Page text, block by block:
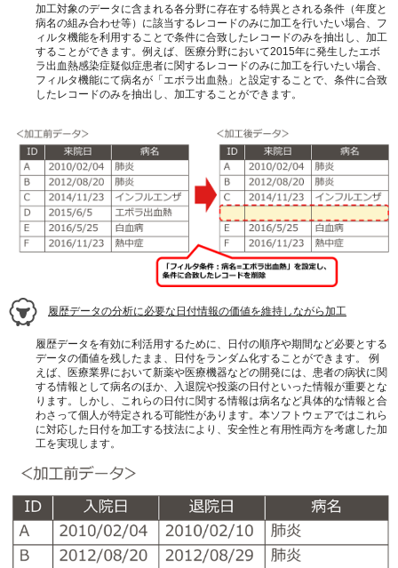
加工対象のデータに含まれる各分野に存在する特異とされる条件（年度と
病名の組み合わせ等）に該当するレコードのみに加工を行いたい場合、フ
ィルタ機能を利用することで条件に合致したレコードのみを抽出し、加工
することができます。例えば、医療分野において2015年に発生したエボ
ラ出血熱感染症疑似症患者に関するレコードのみに加工を行いたい場合、
フィルタ機能にて病名が「エボラ出血熱」と設定することで、条件に合致
したレコードのみを抽出し、加工することができます。
履歴データの分析に必要な日付情報の価値を維持しながら加工
履歴データを有効に利活用するために、日付の順序や期間など必要とする
データの価値を残したまま、日付をランダム化することができます。 例
えば、医療業界において新薬や医療機器などの開発には、患者の病状に関
する情報として病名のほか、入退院や投薬の日付といった情報が重要とな
ります。しかし、これらの日付に関する情報は病名など具体的な情報と合
わさって個人が特定される可能性があります。本ソフトウェアではこれら
に対応した日付を加工する技法により、安全性と有用性両方を考慮した加
工を実現します。